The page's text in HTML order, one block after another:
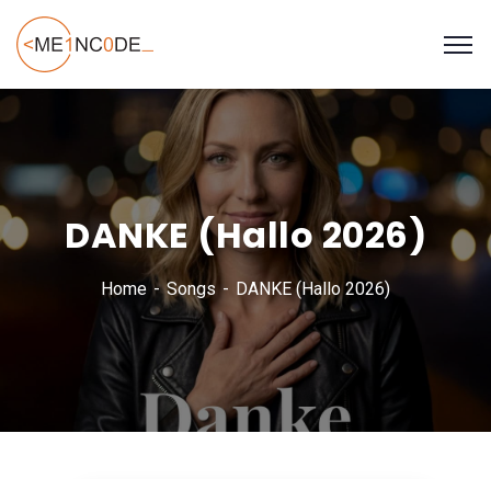
DANKE (Hallo 2026)
Home Songs DANKE (Hallo 2026)